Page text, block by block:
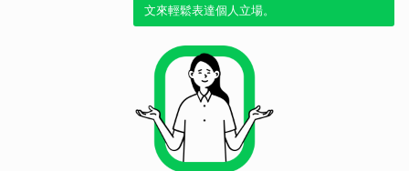
文來輕鬆表達個人立場。